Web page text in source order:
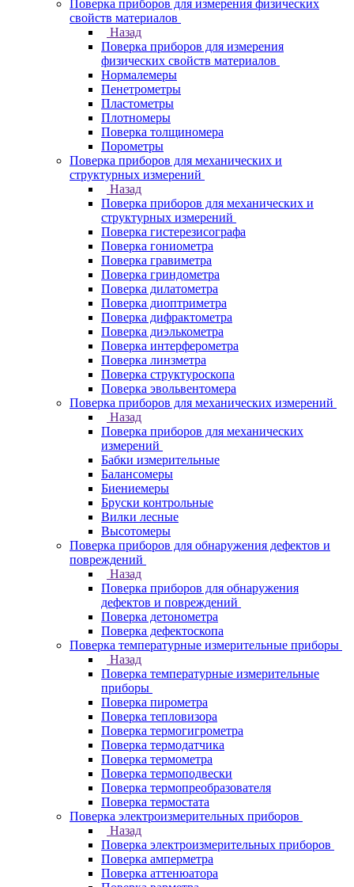
Поверка приборов для измерения физических
свойств материалов
Назад
Поверка приборов для измерения
физических свойств материалов
Нормалемеры
Пенетрометры
Пластометры
Плотномеры
Поверка толщиномера
Порометры
Поверка приборов для механических и
структурных измерений
Назад
Поверка приборов для механических и
структурных измерений
Поверка гистерезисографа
Поверка гониометра
Поверка гравиметра
Поверка гриндометра
Поверка дилатометра
Поверка диоптриметра
Поверка дифрактометра
Поверка диэлькометра
Поверка интерферометра
Поверка линзметра
Поверка структуроскопа
Поверка эвольвентомера
Поверка приборов для механических измерений
Назад
Поверка приборов для механических
измерений
Бабки измерительные
Балансомеры
Биениемеры
Бруски контрольные
Вилки лесные
Высотомеры
Поверка приборов для обнаружения дефектов и
повреждений
Назад
Поверка приборов для обнаружения
дефектов и повреждений
Поверка детонометра
Поверка дефектоскопа
Поверка температурные измерительные приборы
Назад
Поверка температурные измерительные
приборы
Поверка пирометра
Поверка тепловизора
Поверка термогигрометра
Поверка термодатчика
Поверка термометра
Поверка термоподвески
Поверка термопреобразователя
Поверка термостата
Поверка электроизмерительных приборов
Назад
Поверка электроизмерительных приборов
Поверка амперметра
Поверка аттенюатора